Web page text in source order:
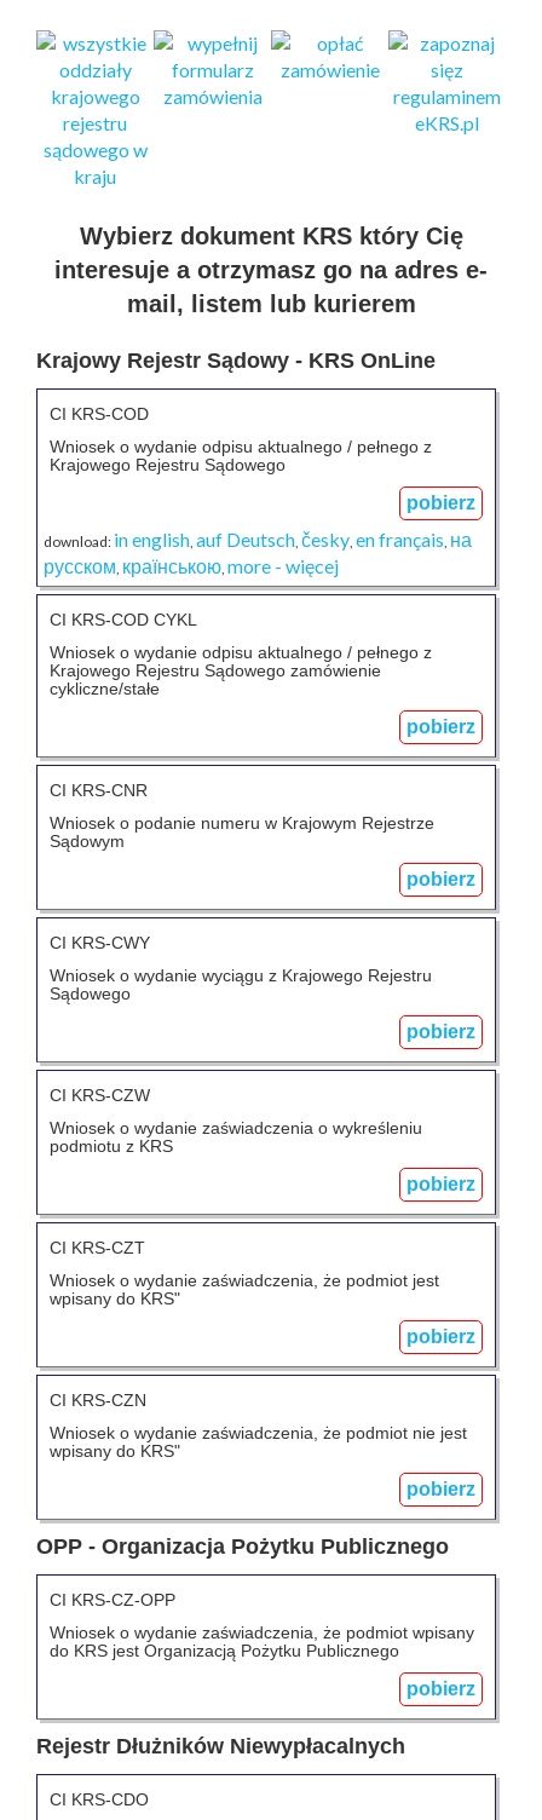
Wybierz dokument KRS który Cię
interesuje a otrzymasz go na adres e-
mail, listem lub kurierem
Krajowy Rejestr Sądowy - KRS OnLine
CI KRS-COD
Wniosek o wydanie odpisu aktualnego / pełnego z
Krajowego Rejestru Sądowego
pobierz
download: in english, auf Deutsch, česky, en français, на
русском, країнською, more - więcej
CI KRS-COD CYKL
Wniosek o wydanie odpisu aktualnego / pełnego z
Krajowego Rejestru Sądowego zamówienie
cykliczne/stałe
pobierz
CI KRS-CNR
Wniosek o podanie numeru w Krajowym Rejestrze
Sądowym
pobierz
CI KRS-CWY
Wniosek o wydanie wyciągu z Krajowego Rejestru
Sądowego
pobierz
CI KRS-CZW
Wniosek o wydanie zaświadczenia o wykreśleniu
podmiotu z KRS
pobierz
CI KRS-CZT
Wniosek o wydanie zaświadczenia, że podmiot jest
wpisany do KRS"
pobierz
CI KRS-CZN
Wniosek o wydanie zaświadczenia, że podmiot nie jest
wpisany do KRS"
pobierz
OPP - Organizacja Pożytku Publicznego
CI KRS-CZ-OPP
Wniosek o wydanie zaświadczenia, że podmiot wpisany
do KRS jest Organizacją Pożytku Publicznego
pobierz
Rejestr Dłużników Niewypłacalnych
CI KRS-CDO